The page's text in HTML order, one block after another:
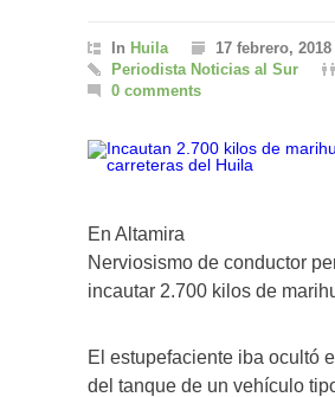
In Huila
17 febrero, 2018
Periodista Noticias al Sur
0 comments
En Altamira
Nerviosismo de conductor
incautar 2.700 kilos de
El estupefaciente iba ocultó
del tanque de un vehículo